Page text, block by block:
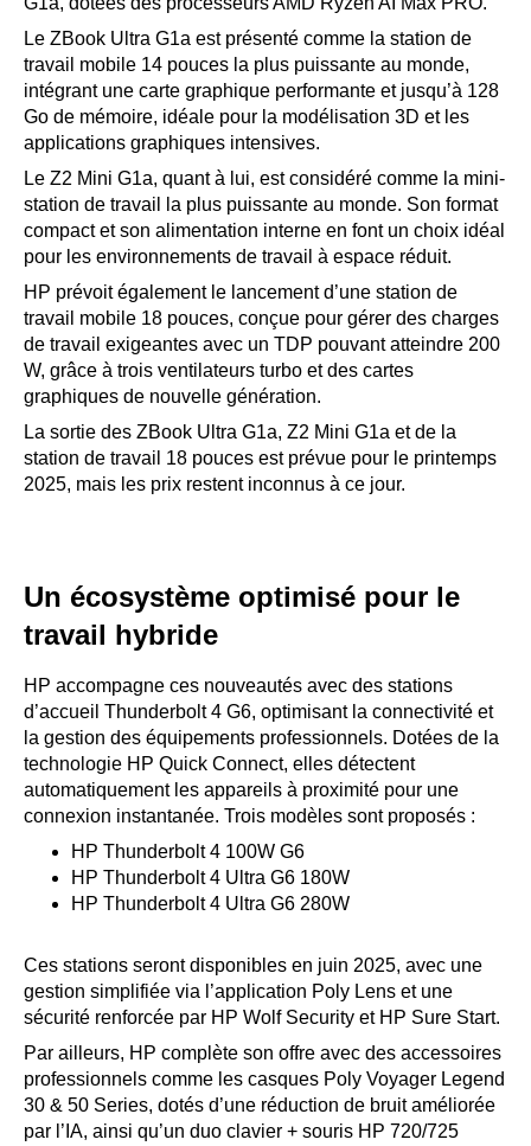
Le ZBook Ultra G1a est présenté comme la station de
travail mobile 14 pouces la plus puissante au monde,
intégrant une carte graphique performante et jusqu’à 128
Go de mémoire, idéale pour la modélisation 3D et les
applications graphiques intensives.
Le Z2 Mini G1a, quant à lui, est considéré comme la mini-
station de travail la plus puissante au monde. Son format
compact et son alimentation interne en font un choix idéal
pour les environnements de travail à espace réduit.
HP prévoit également le lancement d’une station de
travail mobile 18 pouces, conçue pour gérer des charges
de travail exigeantes avec un TDP pouvant atteindre 200
W, grâce à trois ventilateurs turbo et des cartes
graphiques de nouvelle génération.
La sortie des ZBook Ultra G1a, Z2 Mini G1a et de la
station de travail 18 pouces est prévue pour le printemps
2025, mais les prix restent inconnus à ce jour.
Un écosystème optimisé pour le
travail hybride
HP accompagne ces nouveautés avec des stations
d’accueil Thunderbolt 4 G6, optimisant la connectivité et
la gestion des équipements professionnels. Dotées de la
technologie HP Quick Connect, elles détectent
automatiquement les appareils à proximité pour une
connexion instantanée. Trois modèles sont proposés :
HP Thunderbolt 4 100W G6
HP Thunderbolt 4 Ultra G6 180W
HP Thunderbolt 4 Ultra G6 280W
Ces stations seront disponibles en juin 2025, avec une
gestion simplifiée via l’application Poly Lens et une
sécurité renforcée par HP Wolf Security et HP Sure Start.
Par ailleurs, HP complète son offre avec des accessoires
professionnels comme les casques Poly Voyager Legend
30 & 50 Series, dotés d’une réduction de bruit améliorée
par l’IA, ainsi qu’un duo clavier + souris HP 720/725